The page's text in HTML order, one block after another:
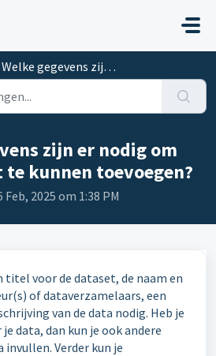
Welke gegevens zijn er nodig om een dataset te kunnen toe...
zijn er nodig om
te kunnen toevoegen?
2025 om 1:38 PM
voor de dataset, de naam en
of dataverzamelaars, een
van de data nodig. Heb je
data, dan kun je ook andere
Verder kun je